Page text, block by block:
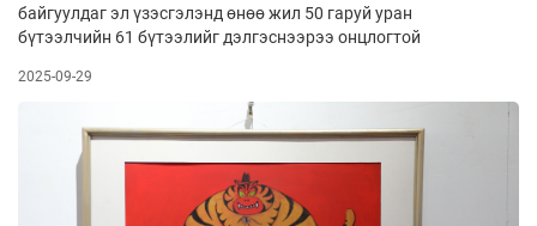
байгуулдаг эл үзэсгэлэнд өнөө жил 50 гаруй уран
бүтээлчийн 61 бүтээлийг дэлгэснээрээ онцлогтой
2025-09-29